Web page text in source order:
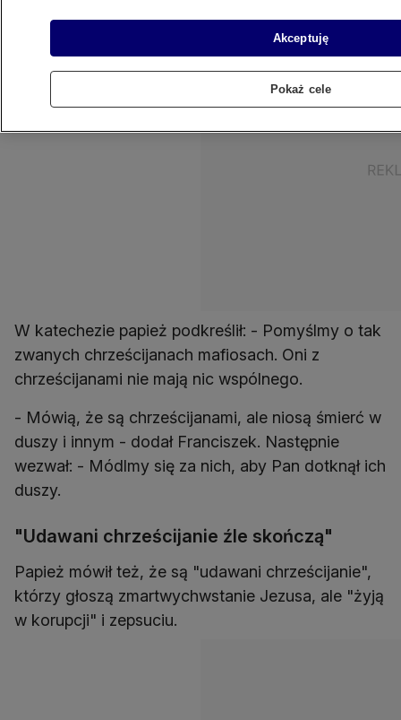
W katechezie papież podkreślił: - Pomyślmy o tak
zwanych chrześcijanach mafiosach. Oni z
chrześcijanami nie mają nic wspólnego.
- Mówią, że są chrześcijanami, ale niosą śmierć w
duszy i innym - dodał Franciszek. Następnie
wezwał: - Módlmy się za nich, aby Pan dotknął ich
duszy.
"Udawani chrześcijanie źle skończą"
Papież mówił też, że są "udawani chrześcijanie",
którzy głoszą zmartwychwstanie Jezusa, ale "żyją
w korupcji" i zepsuciu.
Akceptuję
Pokaż cele